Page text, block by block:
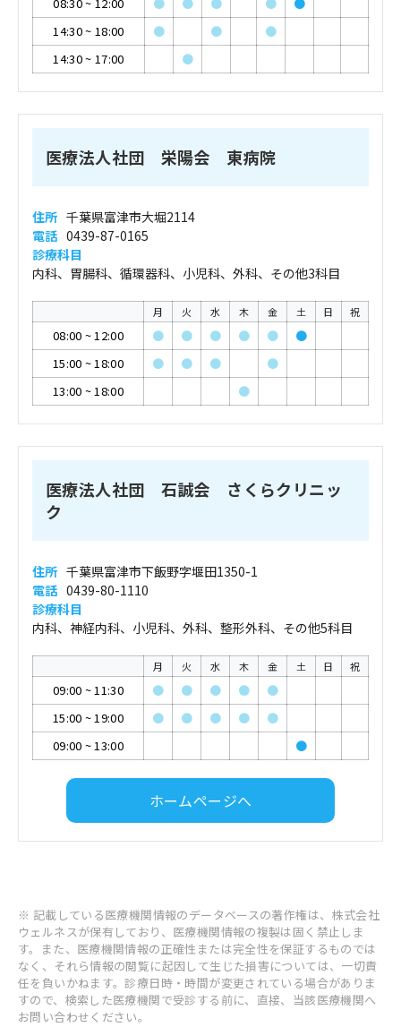
14:30~ 18:00 ● ●
●
14:30~ 17:00 ●
医療法人社団 栄陽会 東病院
住所 千葉県富津市大堀2114
電話 0439-87-0165
診療科目
内科、胃腸科、循環器科、小児科、外科、その他3科目
月 火 水 木 金 土 日 祝
08:00 ~12:00 ● ● ● ● ●
●
15:00 ~18:00 ● ● ●
●
13:00 ~18:00 ●
医療法人社団 石誠会 さくらクリニッ
ク
住所 千葉県富津市下飯野字堰田1350-1
電話 0439-80-1110
診療科目
内科、神経内科、小児科、外科、整形外科、その他5科目
月 火 水 木 金 土 日 祝
09:00 ~11:30 ● ● ● ●
●
15:00 ~19:00 ● ● ● ●
●
09:00 ~13:00 ●
ホームページへ
※ 記載している医療機関情報のデータベースの著作権は、株式会社
ウェルネスが保有しており、医療機関情報の複製は固く禁止しま
す。また、医療機関情報の正確性または完全性を保証するものでは
なく、それら情報の閲覧に起因して生じた損害については、一切責
任を負いかねます。診療日時・時間が変更されている場合がありま
すので、検索した医療機関で受診する前に、直接、当該医療機関へ
お問い合わせください。